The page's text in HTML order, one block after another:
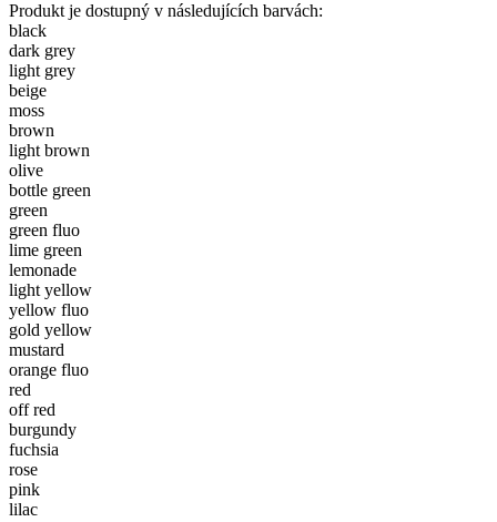
Produkt je dostupný v následujících barvách:
black
dark grey
light grey
beige
moss
brown
light brown
olive
bottle green
green
green fluo
lime green
lemonade
light yellow
yellow fluo
gold yellow
mustard
orange fluo
red
off red
burgundy
fuchsia
rose
pink
lilac